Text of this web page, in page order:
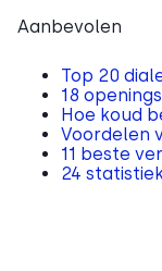
Aanbevolen
Top 20
18
Hoe koud
Voordelen
11 beste
24